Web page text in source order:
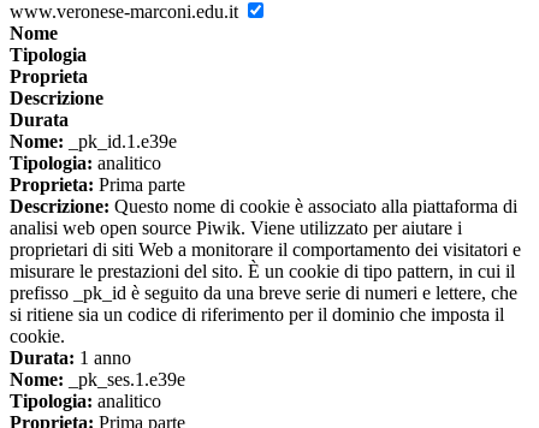
www.veronese-marconi.edu.it
Nome
Tipologia
Proprieta
Descrizione
Durata
Nome: _pk_id.1.e39e
Tipologia: analitico
Proprieta: Prima parte
Descrizione: Questo nome di cookie è associato alla piattaforma di
analisi web open source Piwik. Viene utilizzato per aiutare i
proprietari di siti Web a monitorare il comportamento dei visitatori e
misurare le prestazioni del sito. È un cookie di tipo pattern, in cui il
prefisso _pk_id è seguito da una breve serie di numeri e lettere, che
si ritiene sia un codice di riferimento per il dominio che imposta il
cookie.
Durata: 1 anno
Nome: _pk_ses.1.e39e
Tipologia: analitico
Proprieta: Prima parte